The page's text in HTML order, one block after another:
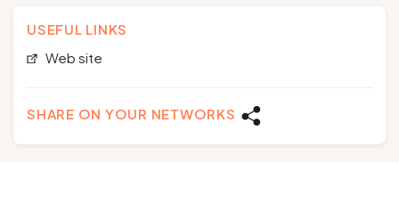
USEFUL LINKS
Web site
SHARE ON YOUR NETWORKS